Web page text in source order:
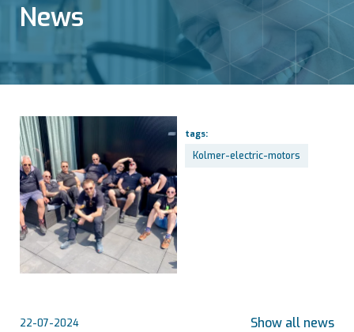
News
tags:
Kolmer-electric-motors
22-07-2024 Show all news